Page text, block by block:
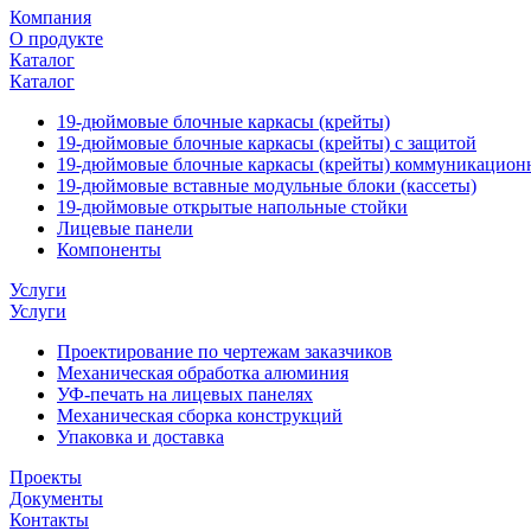
Компания
О продукте
Каталог
Каталог
19-дюймовые блочные каркасы (крейты)
19-дюймовые блочные каркасы (крейты) с защитой
19-дюймовые блочные каркасы (крейты)
19-дюймовые вставные модульные блоки (кассеты)
19-дюймовые открытые напольные стойки
Лицевые панели
Компоненты
Услуги
Услуги
Проектирование по чертежам заказчиков
Механическая обработка алюминия
УФ-печать на лицевых панелях
Механическая сборка конструкций
Упаковка и доставка
Проекты
Документы
Контакты